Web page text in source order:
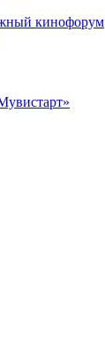
кинофорум